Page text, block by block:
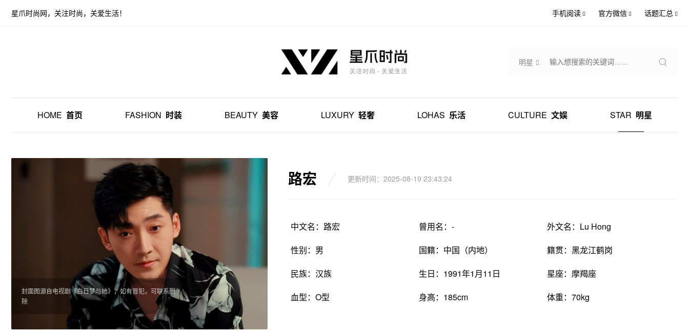
星爪时尚网，关注时尚，关爱生活！ 手机阅读 官方微信 话题汇总
明星
HOME 首页 FASHION 时装 BEAUTY 美容 LUXURY 轻奢 LOHAS 乐活 CULTURE 文娱 STAR 明星
封面图源自电视剧《白日梦与她》，如有冒犯，可联系删
除
路宏 更新时间：2025-08-19 23:43:24
中文名：路宏 曾用名：-
外文名：Lu Hong
性别：男
国籍：中国（内地）
籍贯：黑龙江鹤岗
民族：汉族
生日：1991年1月11日
星座：摩羯座
血型：O型
身高：185cm 体重：70kg